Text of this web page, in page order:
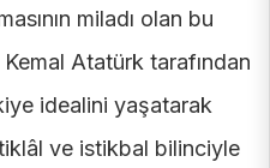
miladı olan bu
Atatürk tarafından
idealini yaşatarak
ve istikbal bilinciyle